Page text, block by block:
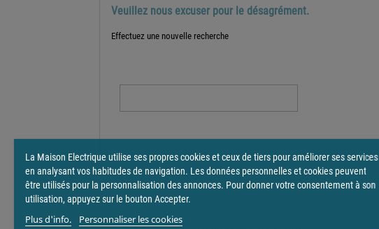
Veuillez nous excuser pour le désagrément.
Effectuez une nouvelle recherche
La Maison Electrique utilise ses propres cookies et ceux de tiers pour améliorer ses services
en analysant vos habitudes de navigation. Les données personnelles et cookies peuvent
être utilisés pour la personnalisation des annonces. Pour donner votre consentement à son
utilisation, appuyez sur le bouton Accepter.
Plus d'info. Personnaliser les cookies